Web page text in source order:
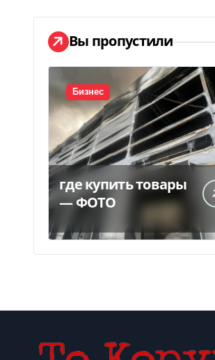
Вы пропустили
Бизнес
где купить товары
— ФОТО